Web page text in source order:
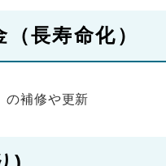
長寿命化）
の補修や更新
)